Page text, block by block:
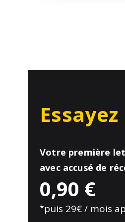
Votre première
avec accusé de
0,90 €
*puis 29€ / mois